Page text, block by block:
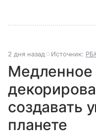
2 дня назад Источник:
Медленное
создавать
планете